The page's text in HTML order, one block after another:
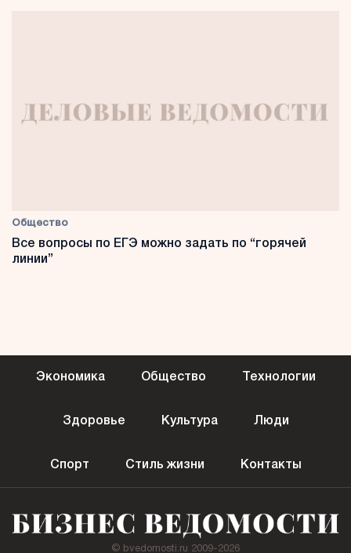
Общество
Все вопросы по ЕГЭ можно задать по “горячей
линии”
Экономика Общество Технологии
Здоровье Культура Люди
Спорт Стиль жизни Контакты
© bvedomosti.ru 2009-2026